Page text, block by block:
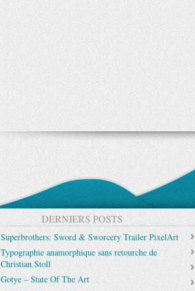
DERNIERS POSTS
Superbrothers: Sword & Sworcery Trailer PixelArt
Typographie anamorphique sans retourche de
Christian Stoll
Gotye – State Of The Art